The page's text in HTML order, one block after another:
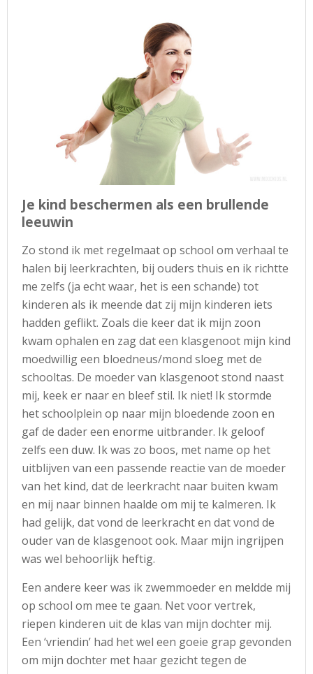
Je kind beschermen als een brullende
leeuwin
Zo stond ik met regelmaat op school om verhaal te
halen bij leerkrachten, bij ouders thuis en ik richtte
me zelfs (ja echt waar, het is een schande) tot
kinderen als ik meende dat zij mijn kinderen iets
hadden geflikt. Zoals die keer dat ik mijn zoon
kwam ophalen en zag dat een klasgenoot mijn kind
moedwillig een bloedneus/mond sloeg met de
schooltas. De moeder van klasgenoot stond naast
mij, keek er naar en bleef stil. Ik niet! Ik stormde
het schoolplein op naar mijn bloedende zoon en
gaf de dader een enorme uitbrander. Ik geloof
zelfs een duw. Ik was zo boos, met name op het
uitblijven van een passende reactie van de moeder
van het kind, dat de leerkracht naar buiten kwam
en mij naar binnen haalde om mij te kalmeren. Ik
had gelijk, dat vond de leerkracht en dat vond de
ouder van de klasgenoot ook. Maar mijn ingrijpen
was wel behoorlijk heftig.
Een andere keer was ik zwemmoeder en meldde mij
op school om mee te gaan. Net voor vertrek,
riepen kinderen uit de klas van mijn dochter mij.
Een ‘vriendin’ had het wel een goeie grap gevonden
om mijn dochter met haar gezicht tegen de